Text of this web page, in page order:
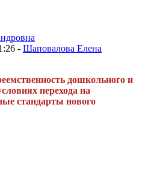
- Шаповалова Елена
дошкольного и
перехода на
стандарты нового